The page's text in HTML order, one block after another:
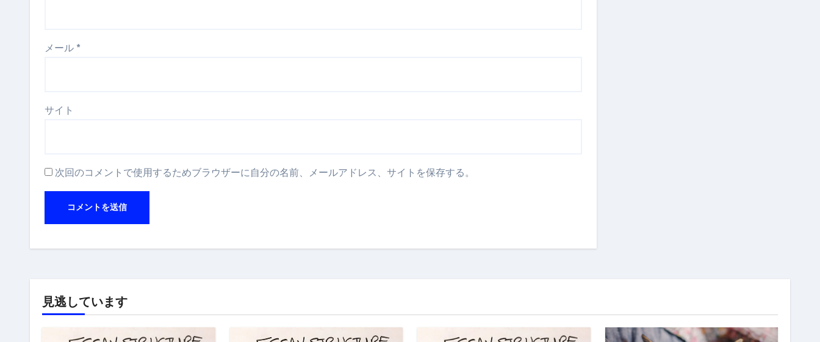
メール *
サイト
次回のコメントで使用するためブラウザーに自分の名前、メールアドレス、サイトを保存する。
見逃しています